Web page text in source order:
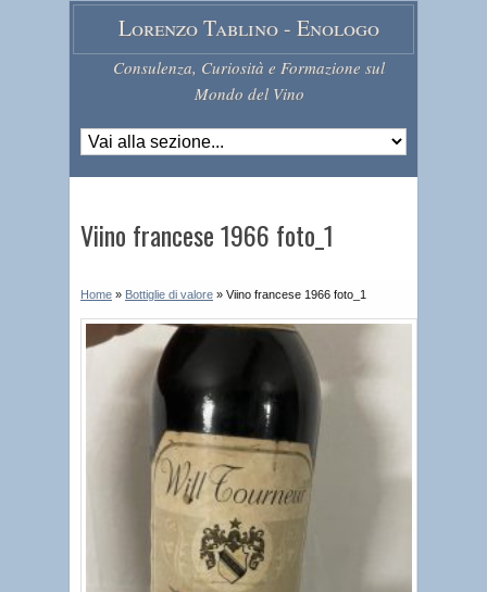
Lorenzo Tablino - Enologo
Consulenza, Curiosità e Formazione sul
Mondo del Vino
Viino francese 1966 foto_1
Home » Bottiglie di valore » Viino francese 1966 foto_1